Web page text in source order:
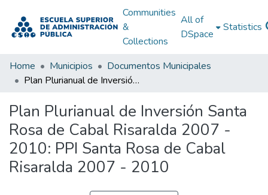
Communities
&
Collections
All of
DSpace
Statistics
Home Municipios
Documentos Municipales
Plan Plurianual de Inversión Santa Rosa de Cabal Risaralda 2007 - 2010: PPI Santa Rosa de Cabal Risaralda 2007 - 2010
Plan Plurianual de Inversión Santa
Rosa de Cabal Risaralda 2007 -
2010: PPI Santa Rosa de Cabal
Risaralda 2007 - 2010